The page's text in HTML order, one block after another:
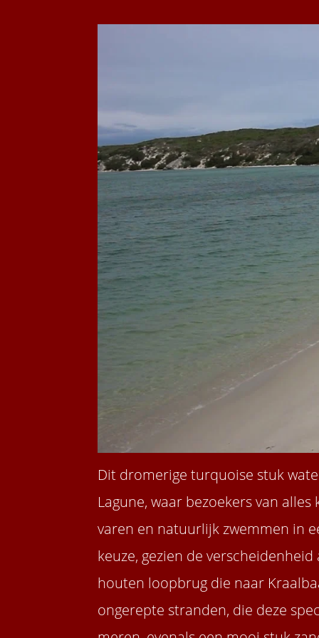
Dit dromerige turquoise stuk
Lagune, waar bezoekers van
varen en natuurlijk zwemmen in
keuze, gezien de
houten loopbrug die naar
ongerepte stranden, die deze